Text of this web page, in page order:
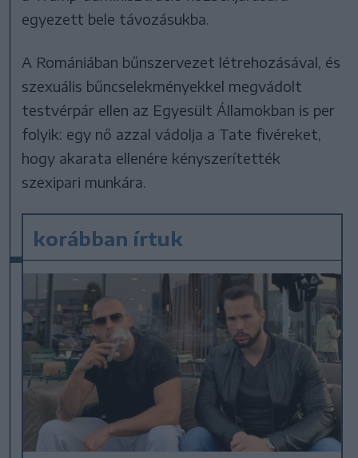
egyezett bele távozásukba.
A Romániában bűnszervezet létrehozásával, és
szexuális bűncselekményekkel megvádolt
testvérpár ellen az Egyesült Államokban is per
folyik: egy nő azzal vádolja a Tate fivéreket,
hogy akarata ellenére kényszerítették
szexipari munkára.
korábban írtuk